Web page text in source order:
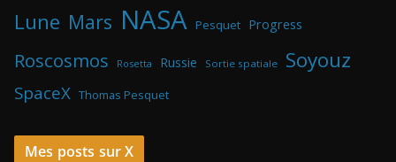
Lune Mars NASA Pesquet Progress
Roscosmos Rosetta Russie Sortie spatiale Soyouz
SpaceX Thomas Pesquet
Mes posts sur X